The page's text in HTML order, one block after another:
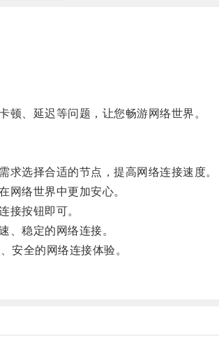
、延迟等问题，让您畅游网络世界。
选择合适的节点，提高网络连接速度。
络世界中更加安心。
按钮即可。
稳定的网络连接。
全的网络连接体验。